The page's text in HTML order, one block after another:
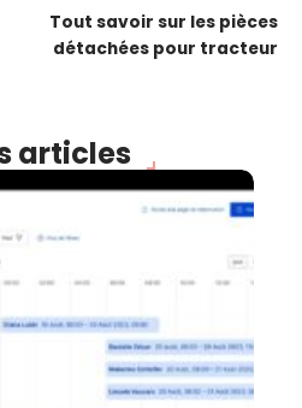
Tout savoir sur les pièces
détachées pour tracteur
articles